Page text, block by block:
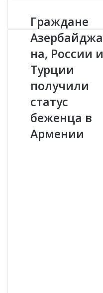
Г
р
а
ж
д
е
А
з
е
р
Граждане
Азербайджа
на, России и
Турции
получили
статус
беженца в
Армении